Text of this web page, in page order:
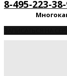
8-495-223-